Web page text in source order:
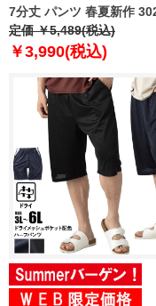
7分丈 パンツ 春夏新作
【fre】
定価 ￥5,489(税込)
￥3,990(税込)